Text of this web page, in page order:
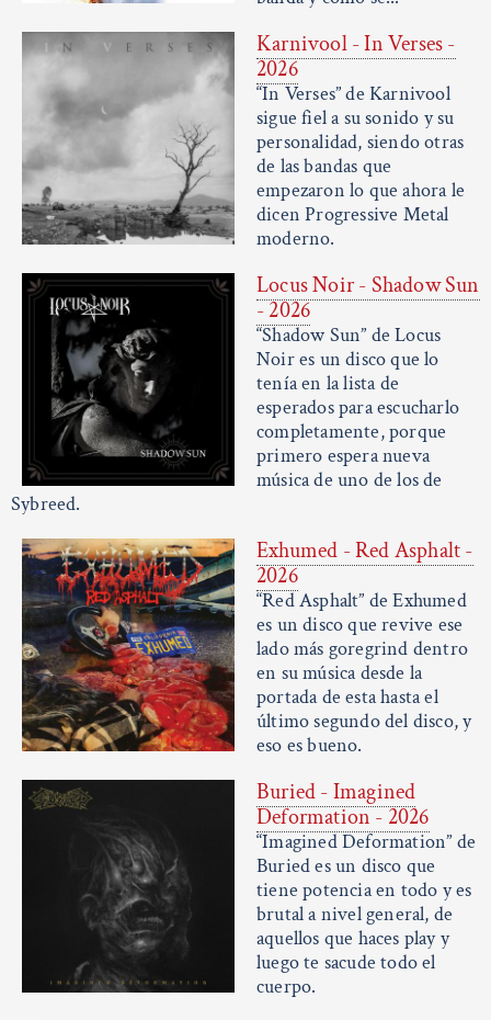
Karnivool - In Verses -
2026
“In Verses” de Karnivool
sigue fiel a su sonido y su
personalidad, siendo otras
de las bandas que
empezaron lo que ahora le
dicen Progressive Metal
moderno.
Locus Noir - Shadow Sun
- 2026
“Shadow Sun” de Locus
Noir es un disco que lo
tenía en la lista de
esperados para escucharlo
completamente, porque
primero espera nueva
música de uno de los de
Sybreed.
Exhumed - Red Asphalt -
2026
“Red Asphalt” de Exhumed
es un disco que revive ese
lado más goregrind dentro
en su música desde la
portada de esta hasta el
último segundo del disco, y
eso es bueno.
Buried - Imagined
Deformation - 2026
“Imagined Deformation” de
Buried es un disco que
tiene potencia en todo y es
brutal a nivel general, de
aquellos que haces play y
luego te sacude todo el
cuerpo.